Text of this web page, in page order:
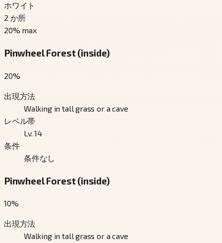
ホワイト
2 か所
20% max
Pinwheel Forest (inside)
20%
出現方法
Walking in tall grass or a cave
レベル帯
Lv. 14
条件
条件なし
Pinwheel Forest (inside)
10%
出現方法
Walking in tall grass or a cave